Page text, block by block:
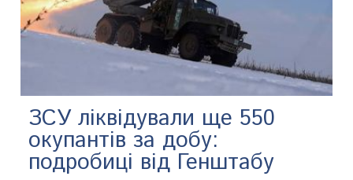
ЗСУ ліквідували ще 550
окупантів за добу:
подробиці від Генштабу